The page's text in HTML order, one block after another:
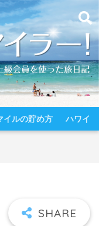
イルの貯め方 ハワイ